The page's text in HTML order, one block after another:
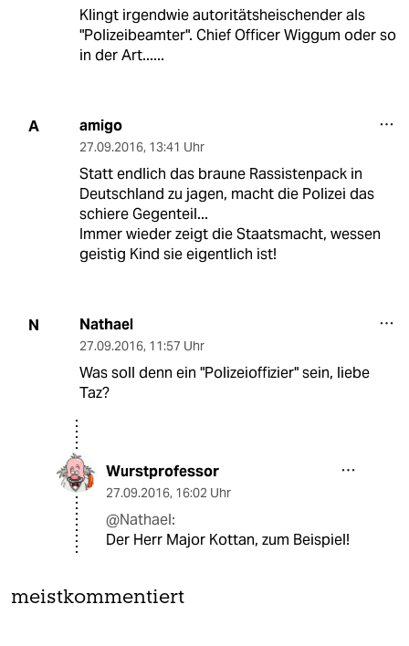
Klingt irgendwie autoritätsheischender als
"Polizeibeamter". Chief Officer Wiggum oder so
in der Art......
A amigo
27.09.2016, 13:41 Uhr
Statt endlich das braune Rassistenpack in
Deutschland zu jagen, macht die Polizei das
schiere Gegenteil...
Immer wieder zeigt die Staatsmacht, wessen
geistig Kind sie eigentlich ist!
N Nathael
27.09.2016, 11:57 Uhr
Was soll denn ein "Polizeioffizier" sein, liebe
Taz?
Wurstprofessor
27.09.2016, 16:02 Uhr
@Nathael:
Der Herr Major Kottan, zum Beispiel!
meistkommentiert